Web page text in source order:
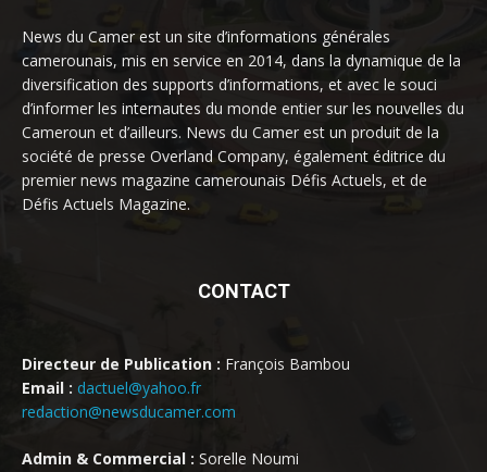
News du Camer est un site d’informations générales
camerounais, mis en service en 2014, dans la dynamique de la
diversification des supports d’informations, et avec le souci
d’informer les internautes du monde entier sur les nouvelles du
Cameroun et d’ailleurs. News du Camer est un produit de la
société de presse Overland Company, également éditrice du
premier news magazine camerounais Défis Actuels, et de
Défis Actuels Magazine.
CONTACT
Directeur de Publication : François Bambou
Email : dactuel@yahoo.fr
redaction@newsducamer.com
Admin & Commercial : Sorelle Noumi